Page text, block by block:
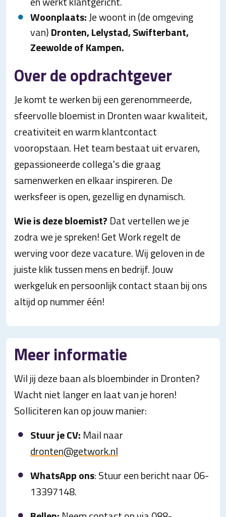
Woonplaats:Je woont in (de omgeving
van)Dronten, Lelystad, Swifterbant,
Zeewolde of Kampen.
Over de opdrachtgever
Je komt te werken bij een gerenommeerde,
sfeervolle bloemist in Dronten waar kwaliteit,
creativiteit en warm klantcontact
vooropstaan. Het team bestaat uit ervaren,
gepassioneerde collega's die graag
samenwerken en elkaar inspireren. De
werksfeer is open, gezellig en dynamisch.
Wie is deze bloemist? Dat vertellen we je
zodra we je spreken! Get Work regelt de
werving voor deze vacature. Wij geloven in de
juiste klik tussen mens en bedrijf. Jouw
werkgeluk en persoonlijk contact staan bij ons
altijd op nummer één!
Meer informatie
Wil jij deze baan als bloembinder in Dronten?
Wacht niet langer en laat van je horen!
Solliciteren kan op jouw manier:
Stuur je CV: Mail naar
dronten@getwork.nl
WhatsApp ons: Stuur een bericht naar 06-
13397148.